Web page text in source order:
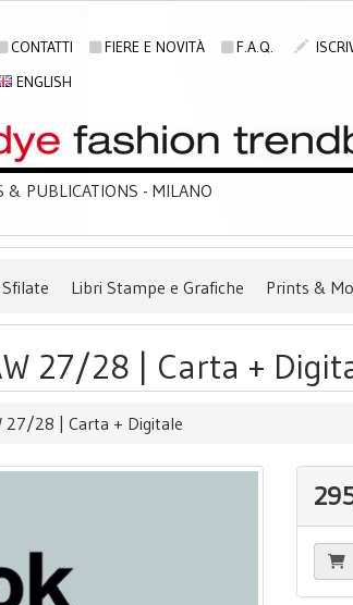
CONTATTI FIERE E NOVITÀ F.A.Q.
ENGLISH
& PUBLICATIONS - MILANO
Libri Stampe e Grafiche Prints &
27/28 | Carta +
27/28 | Carta + Digitale